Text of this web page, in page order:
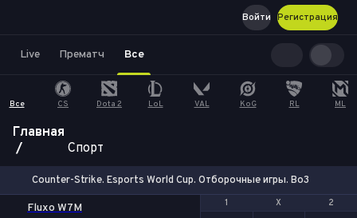
Регистрация
Войти
Live Прематч Все
Все CS Dota 2 LoL VAL KoG RL ML
Главная
Спорт
Counter-Strike. Esports World Cup. Отборочные игры. Bo3
1 Х 2
Fluxo W7M 1 Х 2